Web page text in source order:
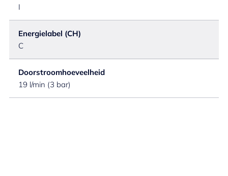
I
Energielabel (CH)
C
Doorstroomhoeveelheid
19 l/min (3 bar)